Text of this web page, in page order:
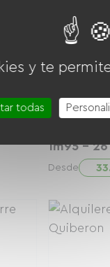
1m95 -
Desde
y te
todas